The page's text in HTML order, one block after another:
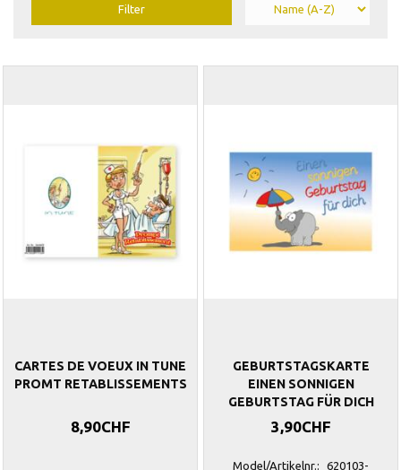
Filter
CARTES DE VOEUX IN TUNE
PROMT RETABLISSEMENTS
8,90CHF
GEBURTSTAGSKARTE
EINEN SONNIGEN
GEBURTSTAG FÜR DICH
3,90CHF
Model/Artikelnr.:
620103-